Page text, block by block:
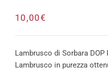
10,00€
Lambrusco di Sorbara
Lambrusco in purezza